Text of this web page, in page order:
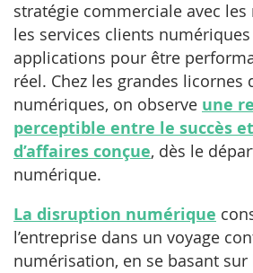
stratégie commerciale avec les
les services clients
applications pour être
réel. Chez les grandes licornes
numériques, on observe une
perceptible entre le succès
d’affaires conçue, dès le
numérique.
La disruption numérique
l’entreprise dans un voyage
numérisation, en se basant